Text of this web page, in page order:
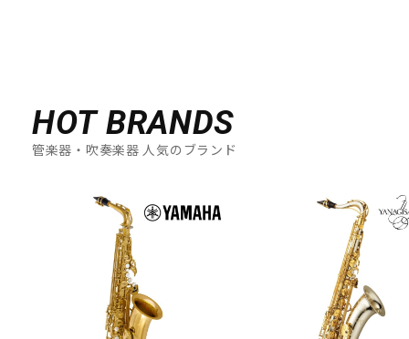
HOT BRANDS
管楽器・吹奏楽器 人気のブランド